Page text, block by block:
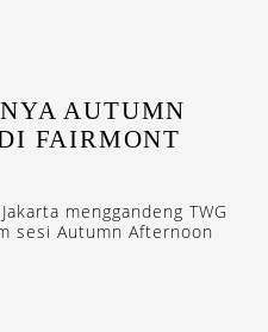
AUTUMN
FAIRMONT
menggandeng TWG
sesi Autumn Afternoon